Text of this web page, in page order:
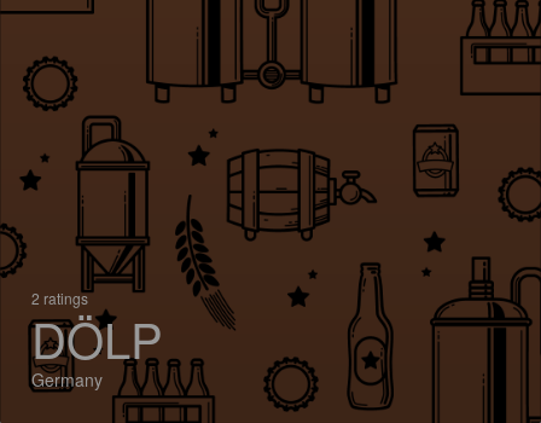
2 ratings
DÖLP
Germany